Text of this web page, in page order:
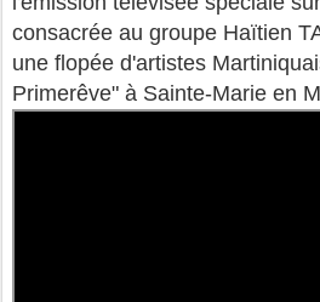
consacrée au groupe Haïtien
une flopée d'artistes
Primerêve" à Sainte-Marie en